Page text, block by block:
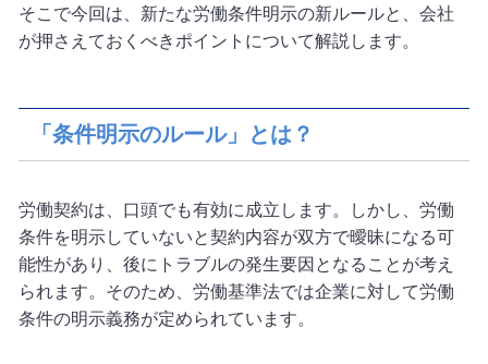
そこで今回は、新たな労働条件明示の新ルールと、会社
が押さえておくべきポイントについて解説します。
「条件明示のルール」とは？
労働契約は、口頭でも有効に成立します。しかし、労働
条件を明示していないと契約内容が双方で曖昧になる可
能性があり、後にトラブルの発生要因となることが考え
られます。そのため、労働基準法では企業に対して労働
条件の明示義務が定められています。